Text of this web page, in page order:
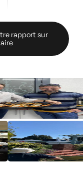
rapport sur